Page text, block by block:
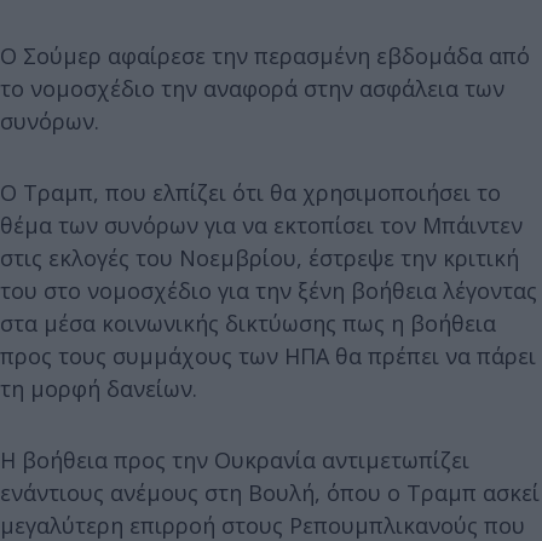
Ο Σούμερ αφαίρεσε την περασμένη εβδομάδα από
το νομοσχέδιο την αναφορά στην ασφάλεια των
συνόρων.
Ο Τραμπ, που ελπίζει ότι θα χρησιμοποιήσει το
θέμα των συνόρων για να εκτοπίσει τον Μπάιντεν
στις εκλογές του Νοεμβρίου, έστρεψε την κριτική
του στο νομοσχέδιο για την ξένη βοήθεια λέγοντας
στα μέσα κοινωνικής δικτύωσης πως η βοήθεια
προς τους συμμάχους των ΗΠΑ θα πρέπει να πάρει
τη μορφή δανείων.
Η βοήθεια προς την Ουκρανία αντιμετωπίζει
ενάντιους ανέμους στη Βουλή, όπου ο Τραμπ ασκεί
μεγαλύτερη επιρροή στους Ρεπουμπλικανούς που